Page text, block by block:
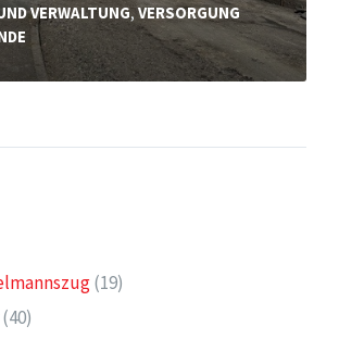
VERWALTUNG,VERSORGUNG
(19)
(40)